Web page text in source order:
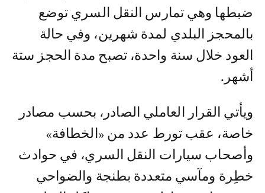
ضبطها وهي تمارس النقل السري توضع
بالمحجز البلدي لمدة شهرين، وفي حالة
العود خلال سنة واحدة، تصبح مدة الحجز ستة
أشهر.
ويأتي القرار العاملي الصادر، بحسب مصادر
خاصة، عقب تورط عدد من «الخطافة»
وأصحاب سيارات النقل السري، في حوادث
خطِرة ومآسي متعددة بطنجة والضواحي